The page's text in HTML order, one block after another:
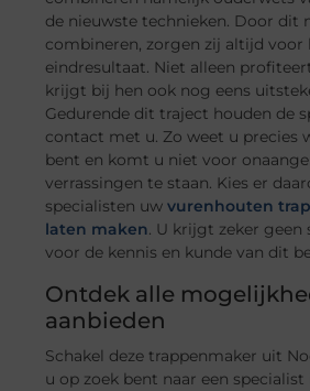
de nieuwste technieken. Door dit
combineren, zorgen zij altijd voor
eindresultaat. Niet alleen
krijgt bij hen ook nog eens
Gedurende dit traject houden de
contact met u. Zo weet u precies
bent en komt u niet voor
verrassingen te staan. Kies er
specialisten uwvurenhouten
laten maken. U krijgt zeker geen
voor de kennis en kunde van dit
Ontdek alle
aanbieden
Schakel deze trappenmaker uit
u op zoek bent naar een specialist